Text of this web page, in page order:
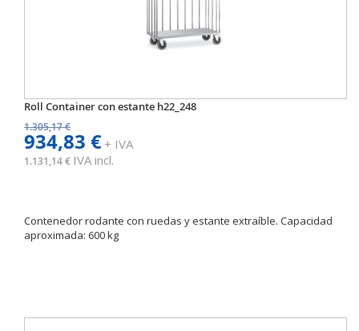
Roll Container con estante h22_248
1.305,17 €
934,83 €+ IVA
1.131,14 € IVA incl.
Contenedor rodante con ruedas y estante extraíble. Capacidad
aproximada: 600 kg